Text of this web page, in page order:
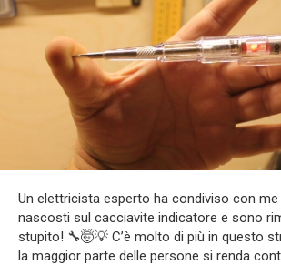
Un elettricista esperto ha condiviso con
nascosti sul cacciavite indicatore e sono
stupito! 🔧🤯💡 C’è molto di più in questo
la maggior parte delle persone si renda